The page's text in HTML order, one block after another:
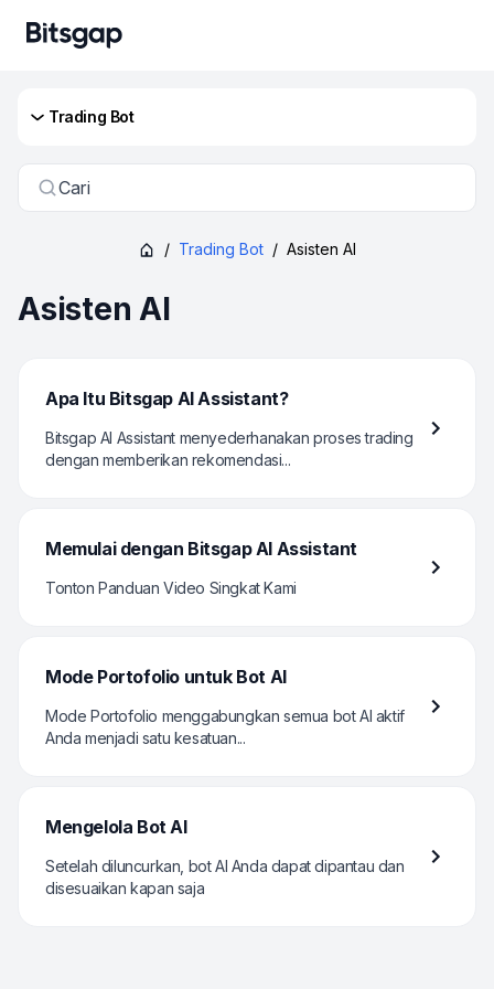
Trading Bot
Cari
/ Trading Bot / Asisten AI
Asisten AI
Apa Itu Bitsgap AI Assistant?
Bitsgap AI Assistant menyederhanakan proses trading
dengan memberikan rekomendasi...
Memulai dengan Bitsgap AI Assistant
Tonton Panduan Video Singkat Kami
Mode Portofolio untuk Bot AI
Mode Portofolio menggabungkan semua bot AI aktif
Anda menjadi satu kesatuan...
Mengelola Bot AI
Setelah diluncurkan, bot AI Anda dapat dipantau dan
disesuaikan kapan saja